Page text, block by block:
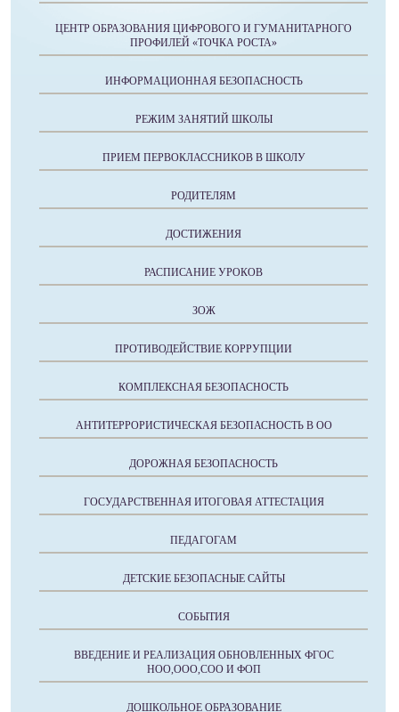
ЦЕНТР ОБРАЗОВАНИЯ ЦИФРОВОГО И ГУМАНИТАРНОГО
ПРОФИЛЕЙ «ТОЧКА РОСТА»
ИНФОРМАЦИОННАЯ БЕЗОПАСНОСТЬ
РЕЖИМ ЗАНЯТИЙ ШКОЛЫ
ПРИЕМ ПЕРВОКЛАССНИКОВ В ШКОЛУ
РОДИТЕЛЯМ
ДОСТИЖЕНИЯ
РАСПИСАНИЕ УРОКОВ
ЗОЖ
ПРОТИВОДЕЙСТВИЕ КОРРУПЦИИ
КОМПЛЕКСНАЯ БЕЗОПАСНОСТЬ
АНТИТЕРРОРИСТИЧЕСКАЯ БЕЗОПАСНОСТЬ В ОО
ДОРОЖНАЯ БЕЗОПАСНОСТЬ
ГОСУДАРСТВЕННАЯ ИТОГОВАЯ АТТЕСТАЦИЯ
ПЕДАГОГАМ
ДЕТСКИЕ БЕЗОПАСНЫЕ САЙТЫ
СОБЫТИЯ
ВВЕДЕНИЕ И РЕАЛИЗАЦИЯ ОБНОВЛЕННЫХ ФГОС
НОО,ООО,СОО И ФОП
ДОШКОЛЬНОЕ ОБРАЗОВАНИЕ